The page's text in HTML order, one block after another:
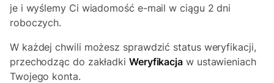
je i wyślemy Ci wiadomość e-mail w ciągu 2 dni
roboczych.
W każdej chwili możesz sprawdzić status weryfikacji,
przechodząc do zakładki Weryfikacja w ustawieniach
Twojego konta.